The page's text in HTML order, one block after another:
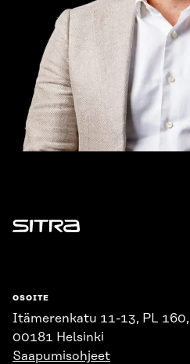
Sitra
OSOITE
Itämerenkatu 11-13, PL 160,
00181 Helsinki
Saapumisohjeet